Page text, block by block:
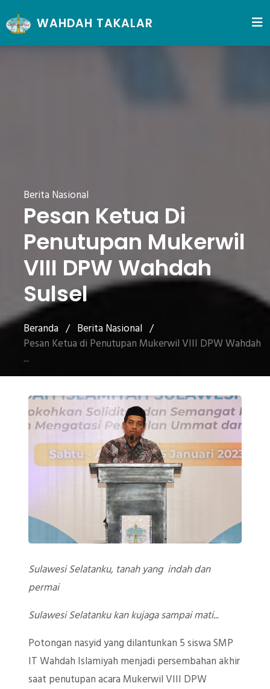
WAHDAH TAKALAR
Berita Nasional
Pesan Ketua Di
Penutupan Mukerwil
VIII DPW Wahdah
Sulsel
Beranda / Berita Nasional /
Pesan Ketua di Penutupan Mukerwil VIII DPW Wahdah
...
Sulawesi Selatanku, tanah yang indah dan
permai
Sulawesi Selatanku kan kujaga sampai mati...
Potongan nasyid yang dilantunkan 5 siswa SMP
IT Wahdah Islamiyah menjadi persembahan akhir
saat penutupan acara Mukerwil VIII DPW